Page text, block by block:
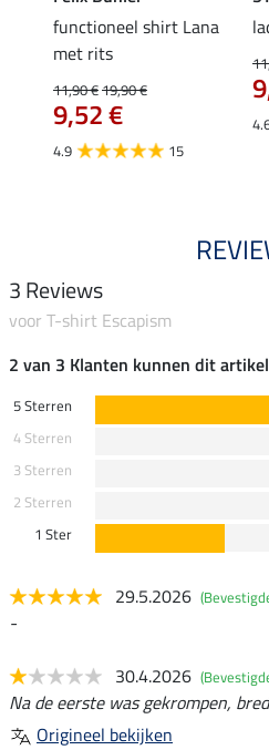
functioneel shirt Lana
met rits
11,90 €19,90 €
9,52 €
4.9 15
3 Reviews
voor T-shirt Escapism
2 van 3 Klanten kunnen dit
5 Sterren
4 Sterren
3 Sterren
2 Sterren
1 Ster
29.5.2026
-
30.4.2026
Na de eerste was gekrompen,
Origineel bekijken